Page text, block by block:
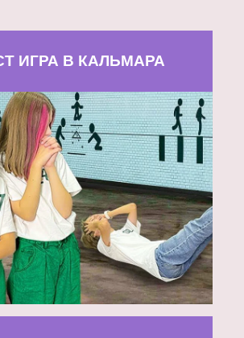
ИГРА В КАЛЬМАРА